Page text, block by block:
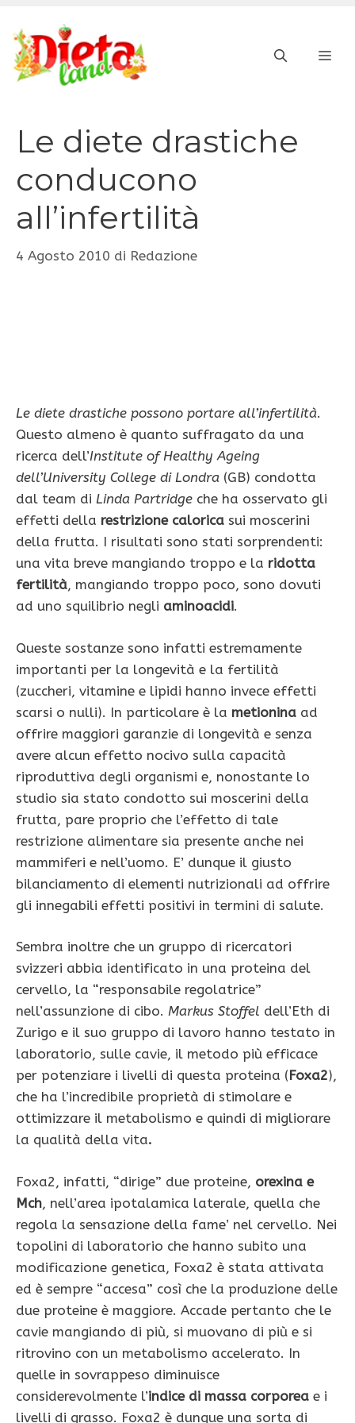
contenuto
Le diete drastiche
conducono
all’infertilità
4 Agosto 2010 di Redazione
Le diete drastiche possono portare all’infertilità.
Questo almeno è quanto suffragato da una
ricerca dell’Institute of Healthy Ageing
dell’University College di Londra (GB) condotta
dal team di Linda Partridge che ha osservato gli
effetti della restrizione calorica sui moscerini
della frutta. I risultati sono stati sorprendenti:
una vita breve mangiando troppo e la ridotta
fertilità, mangiando troppo poco, sono dovuti
ad uno squilibrio negli aminoacidi.
Queste sostanze sono infatti estremamente
importanti per la longevità e la fertilità
(zuccheri, vitamine e lipidi hanno invece effetti
scarsi o nulli). In particolare è la metionina ad
offrire maggiori garanzie di longevità e senza
avere alcun effetto nocivo sulla capacità
riproduttiva degli organismi e, nonostante lo
studio sia stato condotto sui moscerini della
frutta, pare proprio che l’effetto di tale
restrizione alimentare sia presente anche nei
mammiferi e nell’uomo. E’ dunque il giusto
bilanciamento di elementi nutrizionali ad offrire
gli innegabili effetti positivi in termini di salute.
Sembra inoltre che un gruppo di ricercatori
svizzeri abbia identificato in una proteina del
cervello, la “responsabile regolatrice”
nell’assunzione di cibo. Markus Stoffel dell’Eth di
Zurigo e il suo gruppo di lavoro hanno testato in
laboratorio, sulle cavie, il metodo più efficace
per potenziare i livelli di questa proteina (Foxa2),
che ha l’incredibile proprietà di stimolare e
ottimizzare il metabolismo e quindi di migliorare
la qualità della vita.
Foxa2, infatti, “dirige” due proteine, orexina e
Mch, nell’area ipotalamica laterale, quella che
regola la sensazione della fame’ nel cervello. Nei
topolini di laboratorio che hanno subito una
modificazione genetica, Foxa2 è stata attivata
ed è sempre “accesa” così che la produzione delle
due proteine è maggiore. Accade pertanto che le
cavie mangiando di più, si muovano di più e si
ritrovino con un metabolismo accelerato. In
quelle in sovrappeso diminuisce
considerevolmente l’indice di massa corporea e i
livelli di grasso. Foxa2 è dunque una sorta di